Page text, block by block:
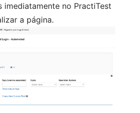
imediatamente no PractiTest
a página.